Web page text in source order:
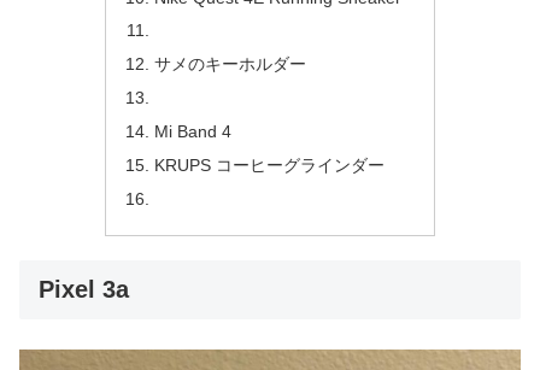
サメのキーホルダー
Mi Band 4
KRUPS コーヒーグラインダー
Pixel 3a